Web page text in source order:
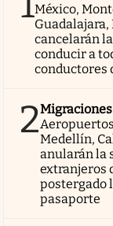
México,
Guadalajara,
cancelarán
conducir a
conductores
2Migraciones
Medellín,
anularán la
extranjeros
postergado
pasaporte